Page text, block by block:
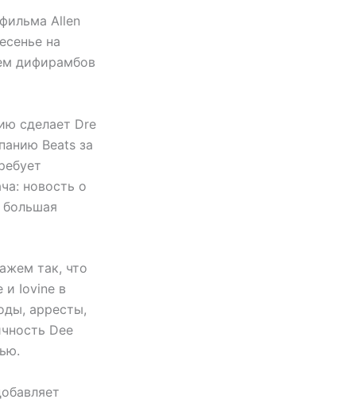
Allen
на
дифирамбов
сделает Dre
Beats за
новость о
большая
так, что
и Iovine в
арресты,
Dee